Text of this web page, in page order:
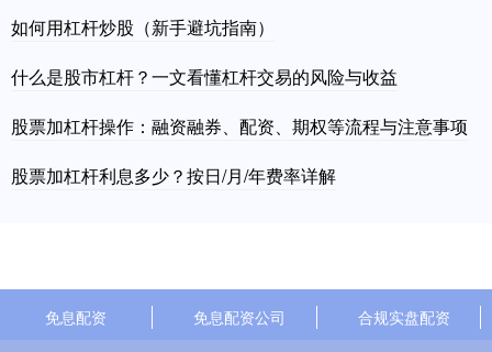
如何用杠杆炒股（新手避坑指南）
什么是股市杠杆？一文看懂杠杆交易的风险与收益
股票加杠杆操作：融资融券、配资、期权等流程与注意事项
股票加杠杆利息多少？按日/月/年费率详解
免息配资 免息配资公司 合规实盘配资